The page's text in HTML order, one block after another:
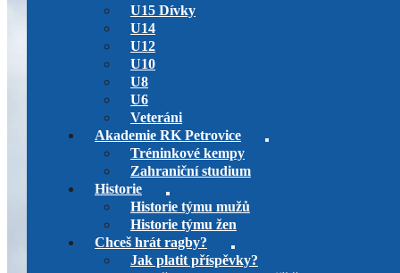
U15 Dívky
U14
U12
U10
U8
U6
Veteráni
Akademie RK Petrovice
Tréninkové kempy
Zahraniční studium
Historie
Historie týmu mužů
Historie týmu žen
Chceš hrát ragby?
Jak platit příspěvky?